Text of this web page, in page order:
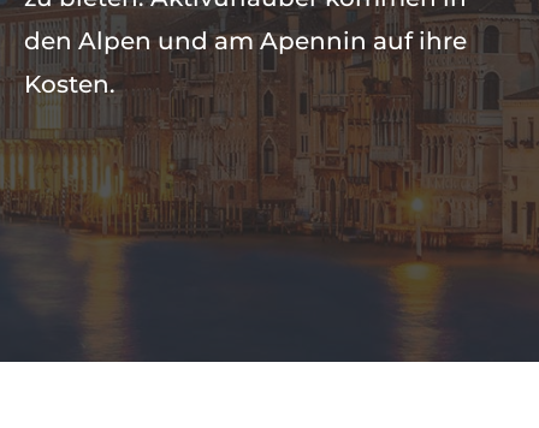
den Alpen und am Apennin auf ihre
Kosten.